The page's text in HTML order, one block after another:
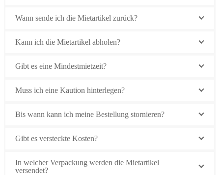
Wann sende ich die Mietartikel zurück?
Kann ich die Mietartikel abholen?
Gibt es eine Mindestmietzeit?
Muss ich eine Kaution hinterlegen?
Bis wann kann ich meine Bestellung stornieren?
Gibt es versteckte Kosten?
In welcher Verpackung werden die Mietartikel
versendet?